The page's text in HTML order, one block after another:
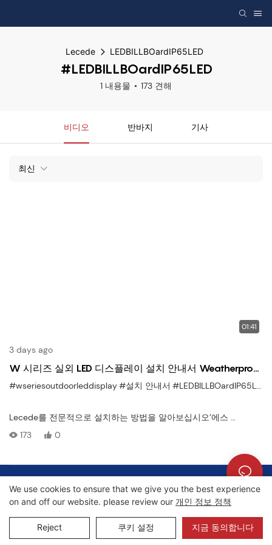
Lecede LEDBILLBOardIP65LED
#LEDBILLBOardIP65LED
1 내용물 173 견해
비디오 반바지 기사
최신
01:41
3 days ago
W 시리즈 실외 LED 디스플레이 설치 안내서 Weatherproof
& 쉬운 모듈 식 설정
#wseriesoutdoorleddisplay#설치 안내서 #LEDBILLBOardIP65LED
Lecede를 전문적으로 설치하는 방법을 알아보십시오’에스
W 시리즈 실외 LED 디스플레이
광고판, 공공 사각형, 이벤트 단계 및 건물 FA와 같은çAdes. 이 비디
오는 모든 단계를 안내합니다 — 캐비닛 장착에서 최종 테스트까지
— 안전하고 원활한 설정 보장.
173 0
저작권 © 2026 Lecede | 사이트맵|개인정보처리방침
We use cookies to ensure that we give you the best experience
on and off our website. please review our 개인 정보 정책
Reject 쿠키 설정 지금 동의합니다